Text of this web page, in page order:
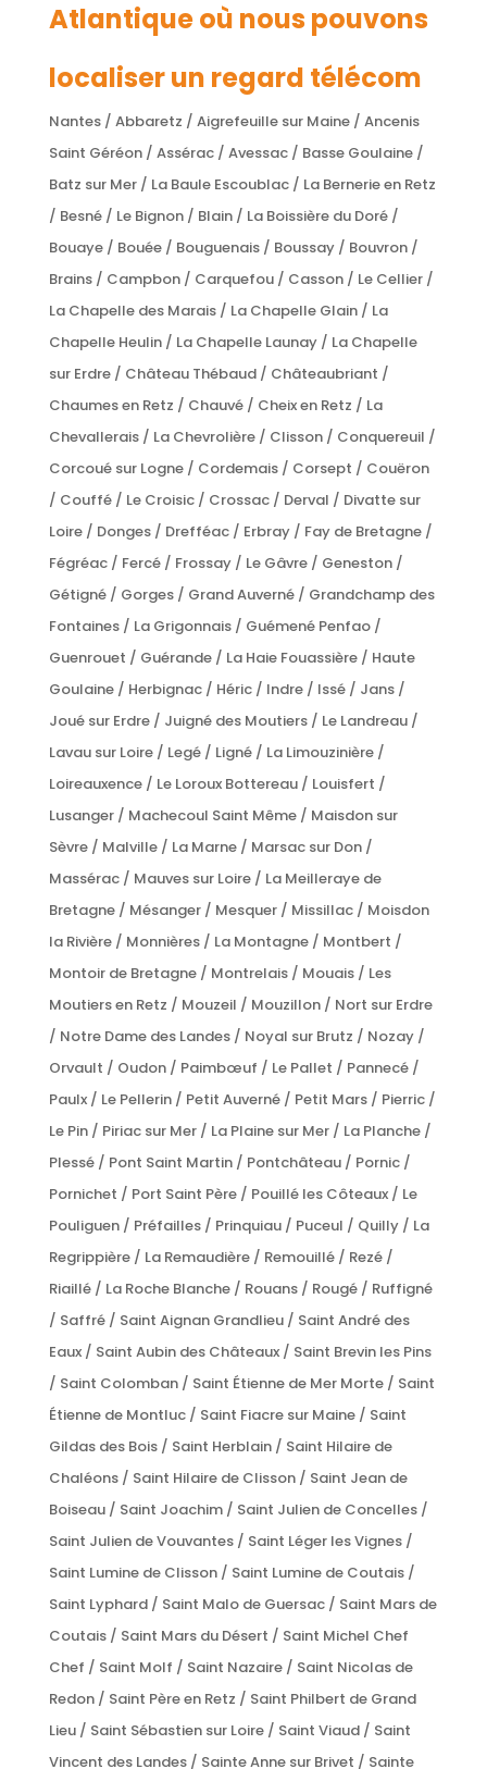
Atlantique où nous pouvons
localiser un regard télécom
Nantes / Abbaretz / Aigrefeuille sur Maine / Ancenis
Saint Géréon / Assérac / Avessac / Basse Goulaine /
Batz sur Mer / La Baule Escoublac / La Bernerie en Retz
/ Besné / Le Bignon / Blain / La Boissière du Doré /
Bouaye / Bouée / Bouguenais / Boussay / Bouvron /
Brains / Campbon / Carquefou / Casson / Le Cellier /
La Chapelle des Marais / La Chapelle Glain / La
Chapelle Heulin / La Chapelle Launay / La Chapelle
sur Erdre / Château Thébaud / Châteaubriant /
Chaumes en Retz / Chauvé / Cheix en Retz / La
Chevallerais / La Chevrolière / Clisson / Conquereuil /
Corcoué sur Logne / Cordemais / Corsept / Couëron
/ Couffé / Le Croisic / Crossac / Derval / Divatte sur
Loire / Donges / Drefféac / Erbray / Fay de Bretagne /
Fégréac / Fercé / Frossay / Le Gâvre / Geneston /
Gétigné / Gorges / Grand Auverné / Grandchamp des
Fontaines / La Grigonnais / Guémené Penfao /
Guenrouet / Guérande / La Haie Fouassière / Haute
Goulaine / Herbignac / Héric / Indre / Issé / Jans /
Joué sur Erdre / Juigné des Moutiers / Le Landreau /
Lavau sur Loire / Legé / Ligné / La Limouzinière /
Loireauxence / Le Loroux Bottereau / Louisfert /
Lusanger / Machecoul Saint Même / Maisdon sur
Sèvre / Malville / La Marne / Marsac sur Don /
Massérac / Mauves sur Loire / La Meilleraye de
Bretagne / Mésanger / Mesquer / Missillac / Moisdon
la Rivière / Monnières / La Montagne / Montbert /
Montoir de Bretagne / Montrelais / Mouais / Les
Moutiers en Retz / Mouzeil / Mouzillon / Nort sur Erdre
/ Notre Dame des Landes / Noyal sur Brutz / Nozay /
Orvault / Oudon / Paimbœuf / Le Pallet / Pannecé /
Paulx / Le Pellerin / Petit Auverné / Petit Mars / Pierric /
Le Pin / Piriac sur Mer / La Plaine sur Mer / La Planche /
Plessé / Pont Saint Martin / Pontchâteau / Pornic /
Pornichet / Port Saint Père / Pouillé les Côteaux / Le
Pouliguen / Préfailles / Prinquiau / Puceul / Quilly / La
Regrippière / La Remaudière / Remouillé / Rezé /
Riaillé / La Roche Blanche / Rouans / Rougé / Ruffigné
/ Saffré / Saint Aignan Grandlieu / Saint André des
Eaux / Saint Aubin des Châteaux / Saint Brevin les Pins
/ Saint Colomban / Saint Étienne de Mer Morte / Saint
Étienne de Montluc / Saint Fiacre sur Maine / Saint
Gildas des Bois / Saint Herblain / Saint Hilaire de
Chaléons / Saint Hilaire de Clisson / Saint Jean de
Boiseau / Saint Joachim / Saint Julien de Concelles /
Saint Julien de Vouvantes / Saint Léger les Vignes /
Saint Lumine de Clisson / Saint Lumine de Coutais /
Saint Lyphard / Saint Malo de Guersac / Saint Mars de
Coutais / Saint Mars du Désert / Saint Michel Chef
Chef / Saint Molf / Saint Nazaire / Saint Nicolas de
Redon / Saint Père en Retz / Saint Philbert de Grand
Lieu / Saint Sébastien sur Loire / Saint Viaud / Saint
Vincent des Landes / Sainte Anne sur Brivet / Sainte